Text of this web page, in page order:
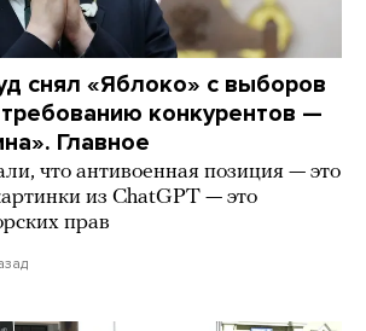
снял «Яблоко» с выборов
конкурентов —
Главное
что антивоенная позиция — это
из СhatGPT — это
прав